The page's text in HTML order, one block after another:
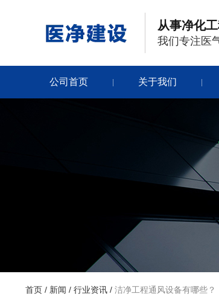
从事净化
我们专注医
公司首页 | 关于我们 |
首页 / 新闻 / 行业资讯 / 洁净工程通风设备有哪些？